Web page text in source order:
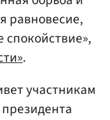
равновесие,
.
участникам